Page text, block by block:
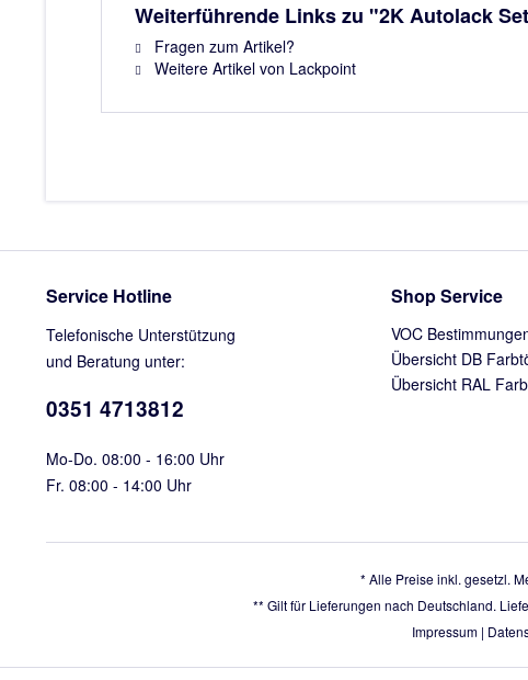
Weiterführende Links zu "2K Autolack
Fragen zum Artikel?
Weitere Artikel von Lackpoint
Service Hotline
Telefonische Unterstützung
und Beratung unter:
0351 4713812
Mo-Do. 08:00 - 16:00 Uhr
Fr. 08:00 - 14:00 Uhr
Shop Service
VOC
Übersicht DB
Übersicht RAL
* Alle Preise inkl. gesetzl.
** Gilt für Lieferungen nach Deutschland.
Impressum|